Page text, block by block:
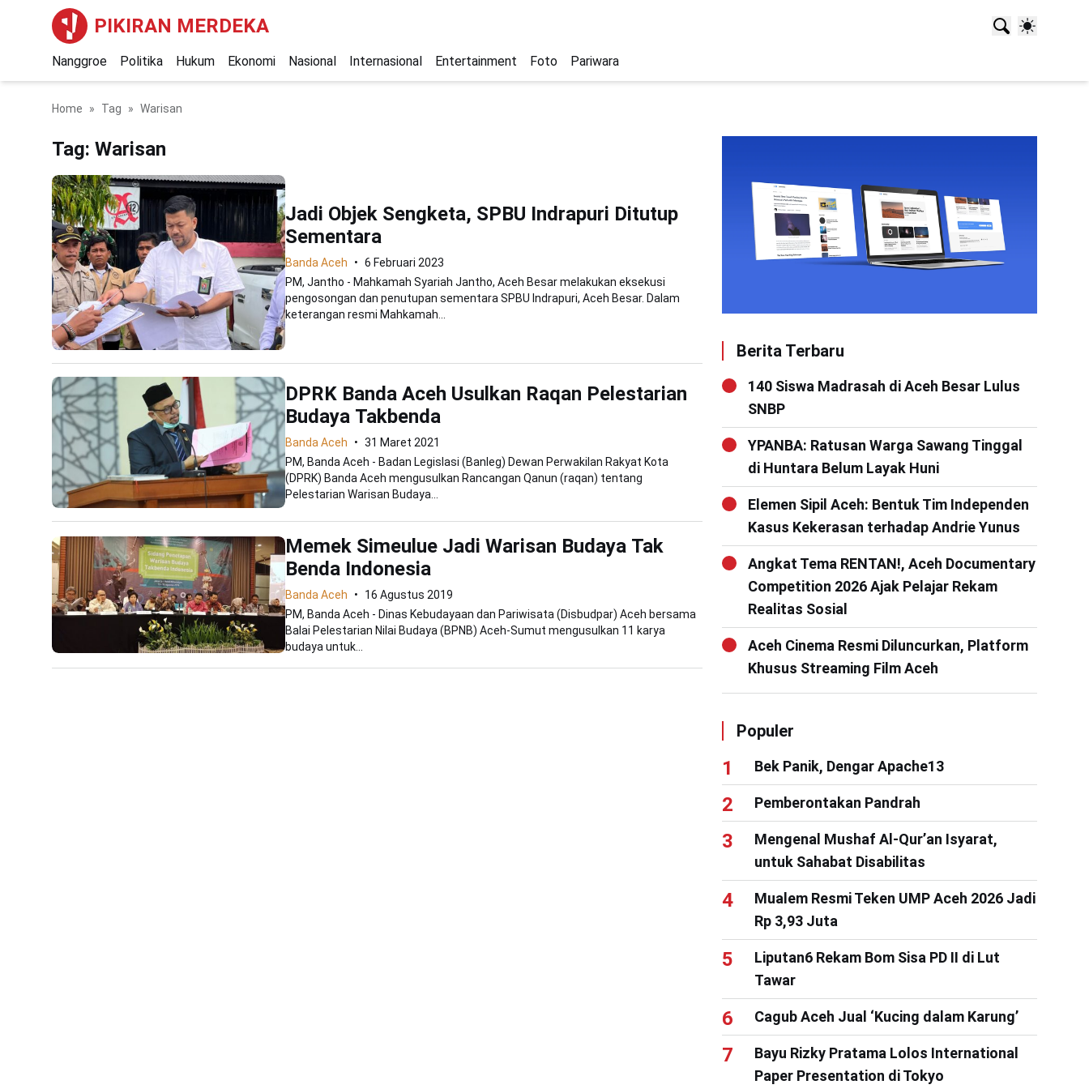
PIKIRAN MERDEKA
Nanggroe Politika Hukum Ekonomi Nasional Internasional Entertainment Foto Pariwara
Home Tag Warisan
Tag: Warisan
Jadi Objek Sengketa, SPBU Indrapuri Ditutup
Sementara
Banda Aceh
6 Februari 2023
PM, Jantho - Mahkamah Syariah Jantho, Aceh Besar melakukan eksekusi
pengosongan dan penutupan sementara SPBU Indrapuri, Aceh Besar. Dalam
keterangan resmi Mahkamah...
DPRK Banda Aceh Usulkan Raqan Pelestarian
Budaya Takbenda
Banda Aceh
31 Maret 2021
PM, Banda Aceh - Badan Legislasi (Banleg) Dewan Perwakilan Rakyat Kota
(DPRK) Banda Aceh mengusulkan Rancangan Qanun (raqan) tentang
Pelestarian Warisan Budaya...
Memek Simeulue Jadi Warisan Budaya Tak
Benda Indonesia
Banda Aceh
16 Agustus 2019
PM, Banda Aceh - Dinas Kebudayaan dan Pariwisata (Disbudpar) Aceh bersama
Balai Pelestarian Nilai Budaya (BPNB) Aceh-Sumut mengusulkan 11 karya
budaya untuk...
Berita Terbaru
140 Siswa Madrasah di Aceh Besar Lulus
SNBP
YPANBA: Ratusan Warga Sawang Tinggal
di Huntara Belum Layak Huni
Elemen Sipil Aceh: Bentuk Tim Independen
Kasus Kekerasan terhadap Andrie Yunus
Angkat Tema RENTAN!, Aceh Documentary
Competition 2026 Ajak Pelajar Rekam
Realitas Sosial
Aceh Cinema Resmi Diluncurkan, Platform
Khusus Streaming Film Aceh
Populer
Bek Panik, Dengar Apache13
Pemberontakan Pandrah
Mengenal Mushaf Al-Qur’an Isyarat,
untuk Sahabat Disabilitas
Mualem Resmi Teken UMP Aceh 2026 Jadi
Rp 3,93 Juta
Liputan6 Rekam Bom Sisa PD II di Lut
Tawar
Cagub Aceh Jual ‘Kucing dalam Karung’
Bayu Rizky Pratama Lolos International
Paper Presentation di Tokyo